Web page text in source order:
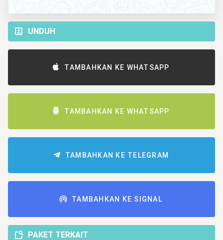
UNDUH
TAMBAHKAN KE WHATSAPP
TAMBAHKAN KE WHATSAPP
TAMBAHKAN KE TELEGRAM
TAMBAHKAN KE SIGNAL
PAKET TERKAIT